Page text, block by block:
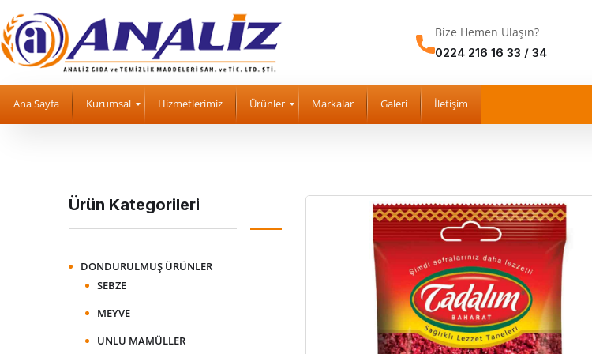
Bize Hemen Ulaşın?
0224 216 16 33 / 34
Ana Sayfa Kurumsal Hizmetlerimiz Ürünler Markalar Galeri İletişim
Ürün Kategorileri
DONDURULMUŞ ÜRÜNLER
SEBZE
MEYVE
UNLU MAMÜLLER